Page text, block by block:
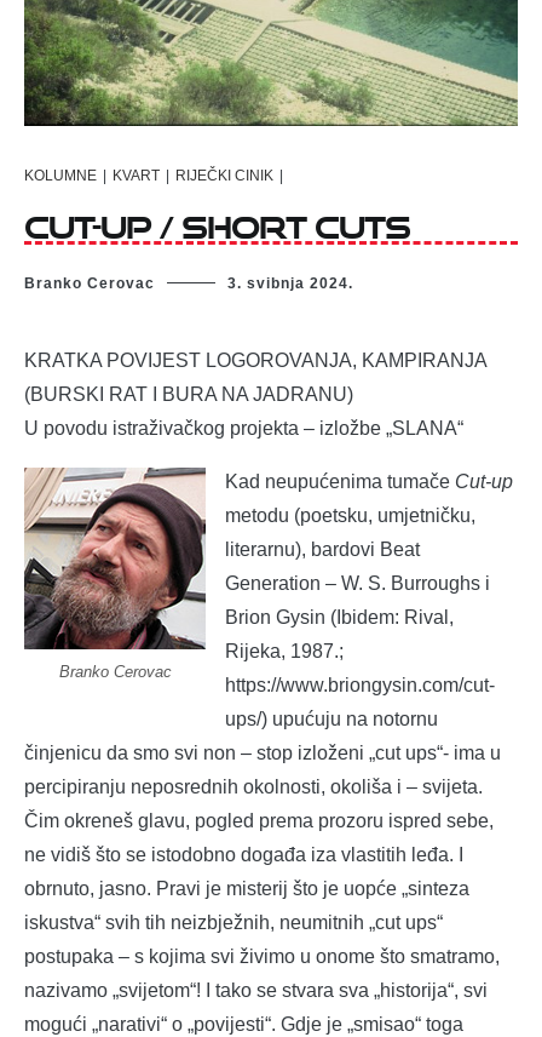
KOLUMNE | KVART | RIJEČKI CINIK |
CUT-UP / SHORT CUTS
Branko Cerovac 3. svibnja 2024.
KRATKA POVIJEST LOGOROVANJA, KAMPIRANJA
(BURSKI RAT I BURA NA JADRANU)
U povodu istraživačkog projekta – izložbe „SLANA“
Branko Cerovac
Kad neupućenima tumače Cut-up
metodu (poetsku, umjetničku,
literarnu), bardovi Beat
Generation – W. S. Burroughs i
Brion Gysin (Ibidem: Rival,
Rijeka, 1987.;
https://www.briongysin.com/cut-
ups/) upućuju na notornu
činjenicu da smo svi non – stop izloženi „cut ups“- ima u
percipiranju neposrednih okolnosti, okoliša i – svijeta.
Čim okreneš glavu, pogled prema prozoru ispred sebe,
ne vidiš što se istodobno događa iza vlastitih leđa. I
obrnuto, jasno. Pravi je misterij što je uopće „sinteza
iskustva“ svih tih neizbježnih, neumitnih „cut ups“
postupaka – s kojima svi živimo u onome što smatramo,
nazivamo „svijetom“! I tako se stvara sva „historija“, svi
mogući „narativi“ o „povijesti“. Gdje je „smisao“ toga